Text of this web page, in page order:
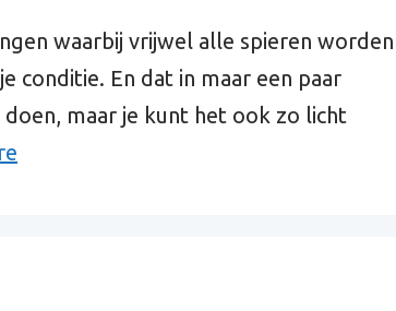
waarbij vrijwel alle spieren worden
conditie. En dat in maar een paar
maar je kunt het ook zo licht